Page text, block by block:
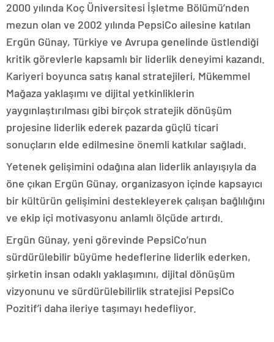
2000 yılında Koç Üniversitesi İşletme Bölümü’nden
mezun olan ve 2002 yılında PepsiCo ailesine katılan
Ergün Günay, Türkiye ve Avrupa genelinde üstlendiği
kritik görevlerle kapsamlı bir liderlik deneyimi kazandı.
Kariyeri boyunca satış kanal stratejileri, Mükemmel
Mağaza yaklaşımı ve dijital yetkinliklerin
yaygınlaştırılması gibi birçok stratejik dönüşüm
projesine liderlik ederek pazarda güçlü ticari
sonuçların elde edilmesine önemli katkılar sağladı.
Yetenek gelişimini odağına alan liderlik anlayışıyla da
öne çıkan Ergün Günay, organizasyon içinde kapsayıcı
bir kültürün gelişimini destekleyerek çalışan bağlılığını
ve ekip içi motivasyonu anlamlı ölçüde artırdı.
Ergün Günay, yeni görevinde PepsiCo’nun
sürdürülebilir büyüme hedeflerine liderlik ederken,
şirketin insan odaklı yaklaşımını, dijital dönüşüm
vizyonunu ve sürdürülebilirlik stratejisi PepsiCo
Pozitif’i daha ileriye taşımayı hedefliyor.